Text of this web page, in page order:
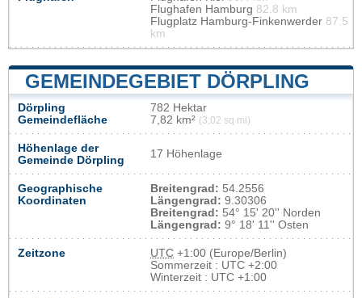
Flughafen Hamburg 82.8 km
Flugplatz Hamburg-Finkenwerder 87.5
km
GEMEINDEGEBIET DÖRPLING
Dörpling
Gemeindefläche
782 Hektar
7,82 km² (3,02 sq mi)
Höhenlage der
Gemeinde Dörpling
17 Höhenlage
Geographische
Koordinaten
Breitengrad: 54.2556
Längengrad: 9.30306
Breitengrad: 54° 15' 20'' Norden
Längengrad: 9° 18' 11'' Osten
Zeitzone UTC +1:00 (Europe/Berlin)
Sommerzeit : UTC +2:00
Winterzeit : UTC +1:00